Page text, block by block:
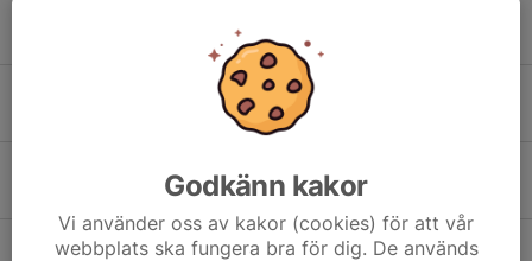
Anmälan för FIS-koder 2025/2026 har öppnat!
29 okt 2024 0
Vallamöte - Nya Juniorföräldrar?
Godkänn kakor
Vi använder oss av kakor (cookies) för att vår
webbplats ska fungera bra för dig. De används